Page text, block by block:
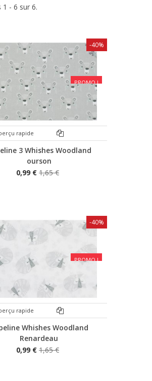
1 - 6 sur 6.
PROMO !
rapide
3 Whishes Woodland
ourson
0,99 € 1,65 €
-40%
PROMO !
rapide
Whishes Woodland
Renardeau
0,99 € 1,65 €
-40%